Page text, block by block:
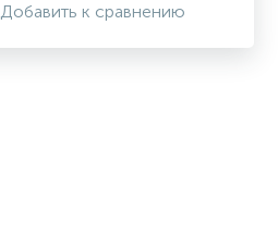
Добавить к сравнению